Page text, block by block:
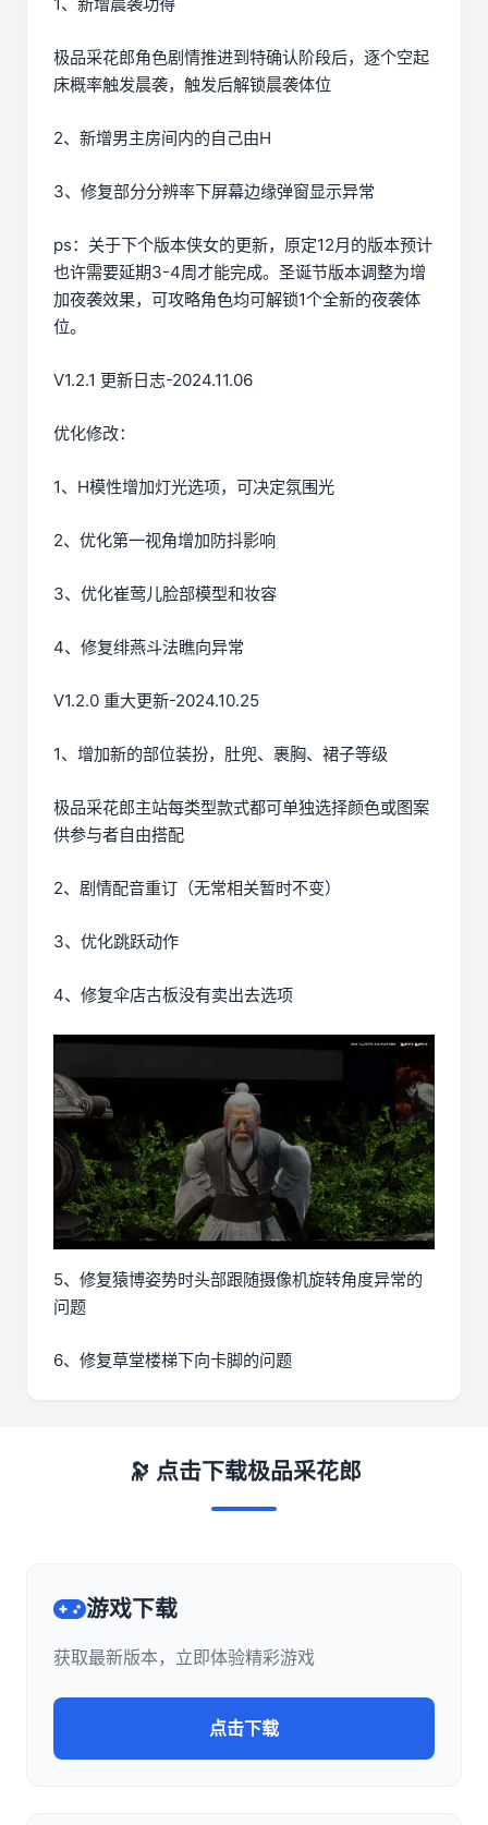
1、新增晨袭功得
极品采花郎角色剧情推进到特确认阶段后，逐个空起
床概率触发晨袭，触发后解锁晨袭体位
2、新增男主房间内的自己由H
3、修复部分分辨率下屏幕边缘弹窗显示异常
ps：关于下个版本侠女的更新，原定12月的版本预计
也许需要延期3-4周才能完成。圣诞节版本调整为增
加夜袭效果，可攻略角色均可解锁1个全新的夜袭体
位。
V1.2.1 更新日志-2024.11.06
优化修改：
1、H模性增加灯光选项，可决定氛围光
2、优化第一视角增加防抖影响
3、优化崔莺儿脸部模型和妆容
4、修复绯燕斗法瞧向异常
V1.2.0 重大更新-2024.10.25
1、增加新的部位装扮，肚兜、裹胸、裙子等级
极品采花郎主站每类型款式都可单独选择颜色或图案
供参与者自由搭配
2、剧情配音重订（无常相关暂时不变）
3、优化跳跃动作
4、修复伞店古板没有卖出去选项
5、修复猿博姿势时头部跟随摄像机旋转角度异常的
问题
6、修复草堂楼梯下向卡脚的问题
🔭 点击下载极品采花郎
游戏下载
获取最新版本，立即体验精彩游戏
点击下载